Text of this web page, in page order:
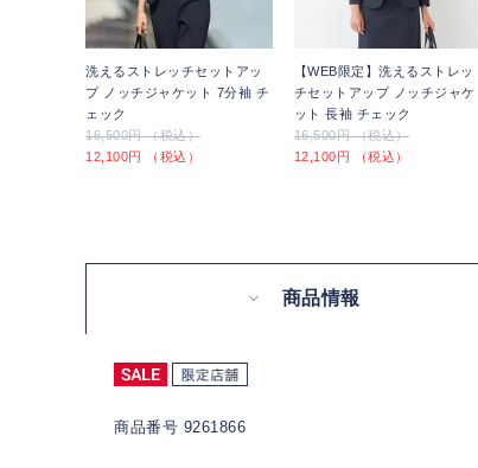
洗えるストレッチセットアッ
プ ノッチジャケット 7分袖 チ
ェック
16,500円 （税込）
12,100円 （税込）
【WEB限定】洗えるストレッ
チセットアップ ノッチジャケ
ット 長袖 チェック
16,500円 （税込）
12,100円 （税込）
商品情報
商品番号 9261866